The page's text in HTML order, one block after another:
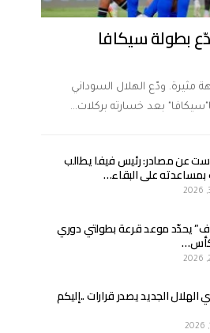
بطولة سيكافا
مثيرة. ودّع الهلال السوداني
بعد خسارته بركلات…
عن مصادر: رئيس فيفا يطالب
بمساعدته على البقاء…
يحدّد موعد قرعة بطولتي دوري
الجديد يصدر قرارات ..إليكم